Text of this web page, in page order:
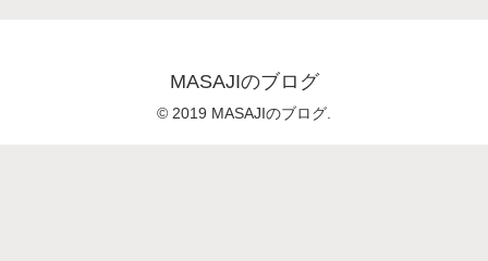
MASAJIのブログ
© 2019 MASAJIのブログ.